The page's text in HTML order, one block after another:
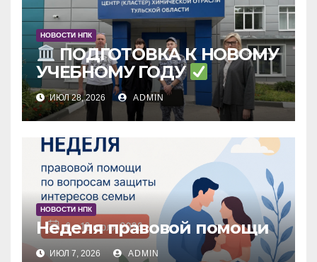
НОВОСТИ НПК
ПОДГОТОВКА К НОВОМУ
УЧЕБНОМУ ГОДУ
ИЮЛ 28, 2026 ADMIN
НОВОСТИ НПК
Неделя правовой помощи
ИЮЛ 7, 2026 ADMIN